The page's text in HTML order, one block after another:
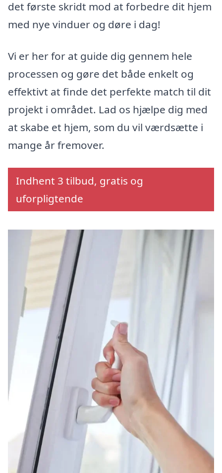
det første skridt mod at forbedre dit hjem
med nye vinduer og døre i dag!
Vi er her for at guide dig gennem hele
processen og gøre det både enkelt og
effektivt at finde det perfekte match til dit
projekt i området. Lad os hjælpe dig med
at skabe et hjem, som du vil værdsætte i
mange år fremover.
Indhent 3 tilbud, gratis og
uforpligtende